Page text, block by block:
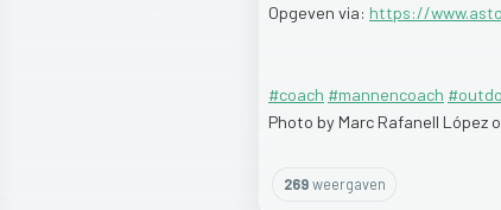
Opgeven via: https://
#coach #mannencoach
Photo by Marc Rafanell López
269weergaven